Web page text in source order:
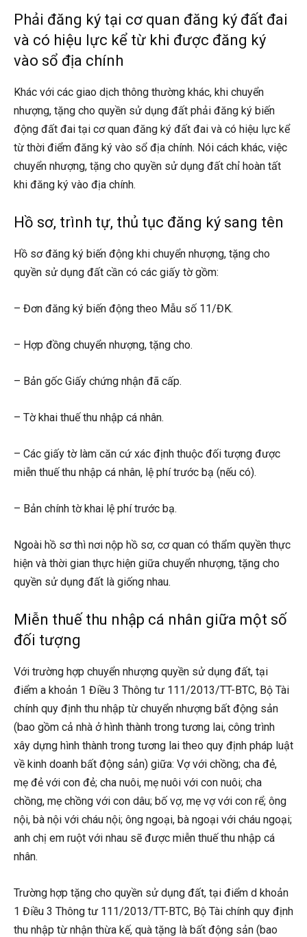
Phải đăng ký tại cơ quan đăng ký đất đai
và có hiệu lực kể từ khi được đăng ký
vào sổ địa chính
Khác với các giao dịch thông thường khác, khi chuyển
nhượng, tặng cho quyền sử dụng đất phải đăng ký biến
động đất đai tại cơ quan đăng ký đất đai và có hiệu lực kể
từ thời điểm đăng ký vào sổ địa chính. Nói cách khác, việc
chuyển nhượng, tặng cho quyền sử dụng đất chỉ hoàn tất
khi đăng ký vào địa chính.
Hồ sơ, trình tự, thủ tục đăng ký sang tên
Hồ sơ đăng ký biến động khi chuyển nhượng, tặng cho
quyền sử dụng đất cần có các giấy tờ gồm:
– Đơn đăng ký biến động theo Mẫu số 11/ĐK.
– Hợp đồng chuyển nhượng, tặng cho.
– Bản gốc Giấy chứng nhận đã cấp.
– Tờ khai thuế thu nhập cá nhân.
– Các giấy tờ làm căn cứ xác định thuộc đối tượng được
miễn thuế thu nhập cá nhân, lệ phí trước bạ (nếu có).
– Bản chính tờ khai lệ phí trước bạ.
Ngoài hồ sơ thì nơi nộp hồ sơ, cơ quan có thẩm quyền thực
hiện và thời gian thực hiện giữa chuyển nhượng, tặng cho
quyền sử dụng đất là giống nhau.
Miễn thuế thu nhập cá nhân giữa một số
đối tượng
Với trường hợp chuyển nhượng quyền sử dụng đất, tại
điểm a khoản 1 Điều 3 Thông tư 111/2013/TT-BTC, Bộ Tài
chính quy định thu nhập từ chuyển nhượng bất động sản
(bao gồm cả nhà ở hình thành trong tương lai, công trình
xây dựng hình thành trong tương lai theo quy định pháp luật
về kinh doanh bất động sản) giữa: Vợ với chồng; cha đẻ,
mẹ đẻ với con đẻ; cha nuôi, mẹ nuôi với con nuôi; cha
chồng, mẹ chồng với con dâu; bố vợ, mẹ vợ với con rể; ông
nội, bà nội với cháu nội; ông ngoại, bà ngoại với cháu ngoại;
anh chị em ruột với nhau sẽ được miễn thuế thu nhập cá
nhân.
Trường hợp tặng cho quyền sử dụng đất, tại điểm d khoản
1 Điều 3 Thông tư 111/2013/TT-BTC, Bộ Tài chính quy định
thu nhập từ nhận thừa kế, quà tặng là bất động sản (bao